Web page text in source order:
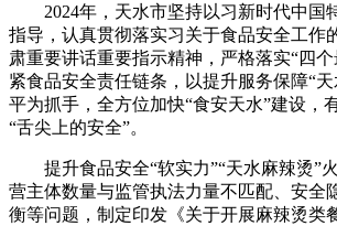
2024年，天水市坚持以习新时代中国
指导，认真贯彻落实习关于食品安全工作
肃重要讲话重要指示精神，严格落实“四
紧食品安全责任链条，以提升服务保障“
平为抓手，全方位加快“食安天水”建设，
“舌尖上的安全”。
提升食品安全“软实力”“天水麻辣烫”
营主体数量与监管执法力量不匹配、安全
衡等问题，制定印发《关于开展麻辣烫类